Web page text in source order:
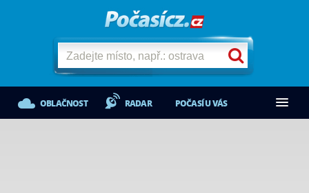
OBLAČNOST RADAR POČASÍ U VÁS